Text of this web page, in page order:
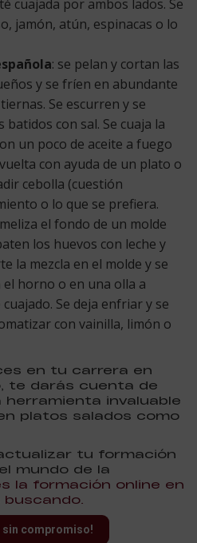
cuajada por ambos lados. Se
jamón, atún, espinacas o lo
: se pelan y cortan las
y se fríen en abundante
Se escurren y se
batidos con sal. Se cuaja la
un poco de aceite a fuego
con ayuda de un plato o
cebolla (cuestión
o lo que se prefiera.
el fondo de un molde
los huevos con leche y
la mezcla en el molde y se
el horno o en una olla a
Se deja enfriar y se
con vainilla, limón o
en tu carrera en
te darás cuenta de
herramienta invaluable
platos salados como
tu formación
mundo de la
la formación online en
sin compromiso!